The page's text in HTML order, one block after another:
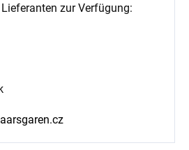
zur Verfügung: